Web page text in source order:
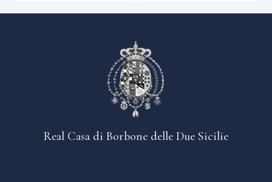
Real Casa di Borbone delle Due Sicilie